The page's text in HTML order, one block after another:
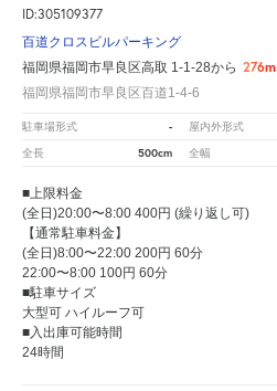
ID:305109377
百道クロスビルパーキング
福岡県福岡市早良区高取 1-1-28から 276m
福岡県福岡市早良区百道1-4-6
駐車場形式 - 屋内外形式
全長 500cm 全幅
■上限料金
(全日)20:00〜8:00 400円 (繰り返し可)
【通常駐車料金】
(全日)8:00〜22:00 200円 60分
22:00〜8:00 100円 60分
■駐車サイズ
大型可 ハイルーフ可
■入出庫可能時間
24時間